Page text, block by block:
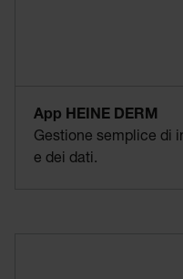
App HEINE DERM
Gestione semplice di
e dei dati.